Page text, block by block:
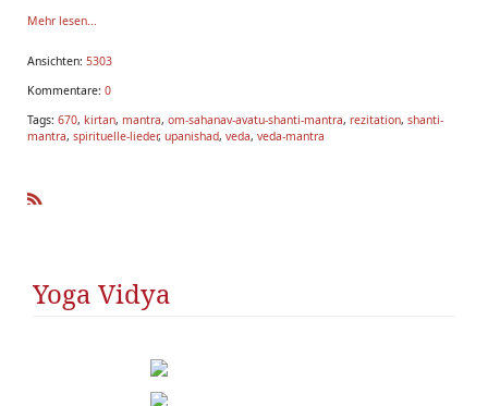
Mehr lesen...
Ansichten: 5303
Kommentare: 0
Tags: 670, kirtan, mantra, om-sahanav-avatu-shanti-mantra, rezitation, shanti-
mantra, spirituelle-lieder, upanishad, veda, veda-mantra
Yoga Vidya